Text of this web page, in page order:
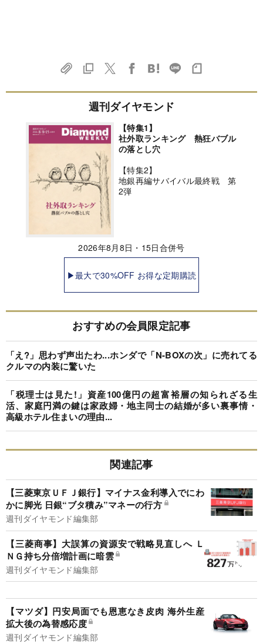
週刊ダイヤモンド
【特集1】
社外取ランキング 熱狂バブル
の落とし穴
【特集2】
地銀再編サバイバル最終戦 第
2弾
2026年8月8日・15日合併号
▶最大で30%OFF お得な定期購読
おすすめの会員限定記事
「え?」思わず声出たわ...ホンダで「N-BOXの次」に売れてる
クルマの内装に驚いた
「税理士は見た!」資産100億円の超富裕層の知られざる生
活、家庭円満の鍵は家政婦・地主同士の結婚が多い裏事情・
高級ホテル住まいの理由...
関連記事
【三菱東京ＵＦＪ銀行】マイナス金利導入でにわ
かに脚光 日銀“ブタ積み”マネーの行方
週刊ダイヤモンド編集部
【三菱商事】大誤算の資源安で戦略見直しへ Ｌ
ＮＧ持ち分倍増計画に暗雲
週刊ダイヤモンド編集部
【マツダ】円安局面でも恩恵なき皮肉 海外生産
拡大後の為替感応度
週刊ダイヤモンド編集部